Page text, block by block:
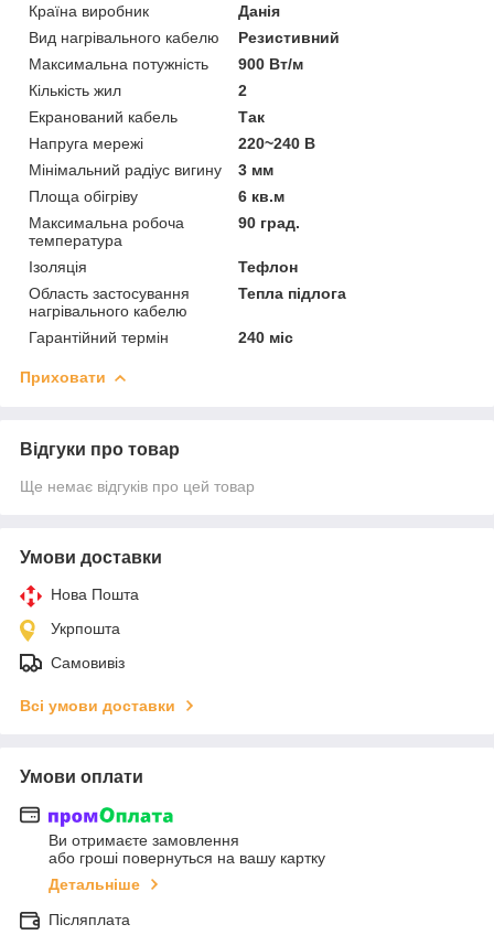
Країна виробник
Данія
Вид нагрівального кабелю
Резистивний
Максимальна потужність
900 Вт/м
Кількість жил
2
Екранований кабель
Так
Напруга мережі
220~240 В
Мінімальний радіус вигину
3 мм
Площа обігріву
6 кв.м
Максимальна робоча
температура
90 град.
Ізоляція
Тефлон
Область застосування
нагрівального кабелю
Тепла підлога
Гарантійний термін 240 міс
Приховати
Відгуки про товар
Ще немає відгуків про цей товар
Умови доставки
Нова Пошта
Укрпошта
Самовивіз
Всі умови доставки
Умови оплати
Ви отримаєте замовлення
або гроші повернуться на вашу картку
Детальніше
Післяплата